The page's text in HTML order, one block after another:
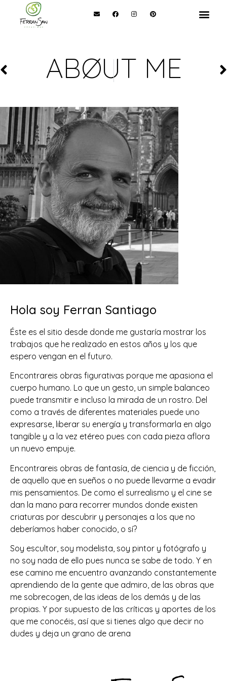
ABØUT ME
Hola soy Ferran Santiago
Éste es el sitio desde donde me gustaría mostrar los
trabajos que he realizado en estos años y los que
espero vengan en el futuro.
Encontrareis obras figurativas porque me apasiona el
cuerpo humano. Lo que un gesto, un simple balanceo
puede transmitir e incluso la mirada de un rostro. Del
como a través de diferentes materiales puede uno
expresarse, liberar su energía y transformarla en algo
tangible y a la vez etéreo pues con cada pieza aflora
un nuevo empuje.
Encontrareis obras de fantasía, de ciencia y de ficción,
de aquello que en sueños o no puede llevarme a evadir
mis pensamientos. De como el surrealismo y el cine se
dan la mano para recorrer mundos donde existen
criaturas por descubrir y personajes a los que no
deberíamos haber conocido, o sí?
Soy escultor, soy modelista, soy pintor y fotógrafo y
no soy nada de ello pues nunca se sabe de todo. Y en
ese camino me encuentro avanzando constantemente
aprendiendo de la gente que admiro, de las obras que
me sobrecogen, de las ideas de los demás y de las
propias. Y por supuesto de las críticas y aportes de los
que me conocéis, así que si tienes algo que decir no
dudes y deja un grano de arena